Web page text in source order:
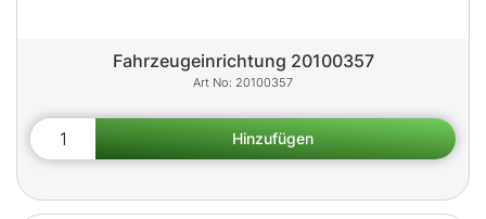
Fahrzeugeinrichtung 20100357
20100357